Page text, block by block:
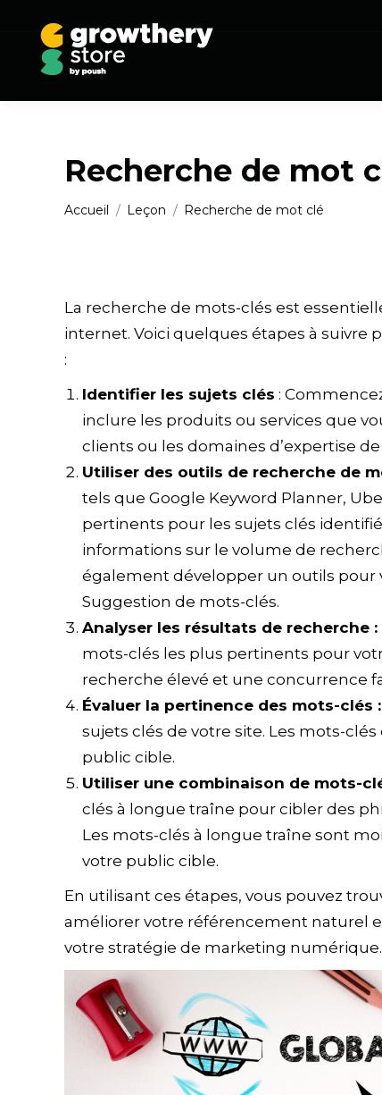
Recherche de mot
Vous êtes ici :
Accueil Leçon Recherche de mot clé
La recherche de mots-clés est
internet. Voici quelques étapes à
:
Identifier les sujets clés :
inclure les produits ou services que
clients ou les domaines d’expertise
Utiliser des outils de recherche de
tels que Google Keyword Planner,
pertinents pour les sujets clés
informations sur le volume de
également développer un outils pour
Suggestion de mots-clés.
Analyser les résultats de recherche :
mots-clés les plus pertinents pour
recherche élevé et une concurrence
Évaluer la pertinence des mots-clés :
sujets clés de votre site. Les mots-
public cible.
Utiliser une combinaison de mots-
clés à longue traîne pour cibler des
Les mots-clés à longue traîne sont
votre public cible.
En utilisant ces étapes, vous pouvez
améliorer votre référencement naturel
votre stratégie de marketing numérique.